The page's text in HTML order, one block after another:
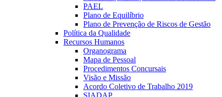
PAEL
Plano de Equilíbrio
Plano de Prevenção de Riscos de Gestão
Política da Qualidade
Recursos Humanos
Organograma
Mapa de Pessoal
Procedimentos Concursais
Visão e Missão
Acordo Coletivo de Trabalho 2019
SIADAP